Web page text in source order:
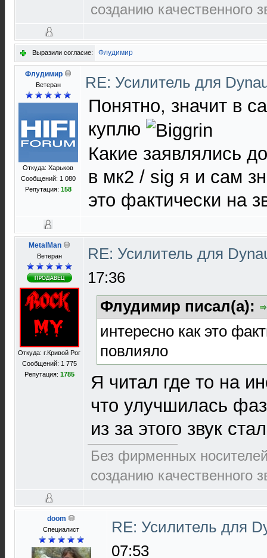
созданию качественного
Выразили согласие: Флудимир
Флудимир
Ветеран
Откуда: Харьков
Сообщений: 1 080
Репутация: 158
RE: Усилитель для
Понятно, значит в
куплю
Какие заявлялись
в мк2 / sig я и сам
это фактически на
MetalMan
Ветеран
Откуда: г.Кривой Рог
Сообщений: 1 775
Репутация: 1785
RE: Усилитель для
17:36
Флудимир писал(а):
интересно как это
повлияло
Я читал где то на
что улучшилась
из за этого звук
Без фирменных
созданию качественного
doom
Специалист
RE: Усилитель для
07:53